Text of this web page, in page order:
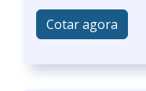
Cotar agora